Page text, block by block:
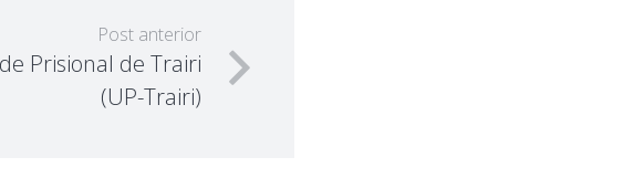
Post anterior
Prisional de Trairi
(UP-Trairi)